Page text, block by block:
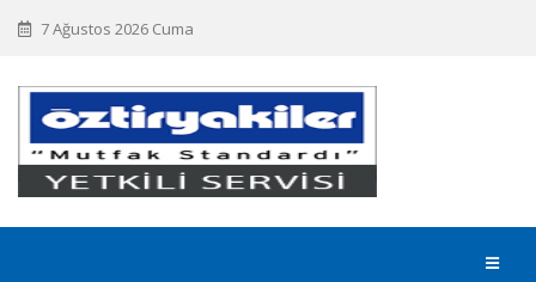
7 Ağustos 2026 Cuma